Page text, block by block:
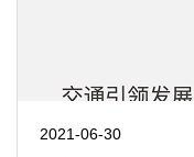
2021-06-30